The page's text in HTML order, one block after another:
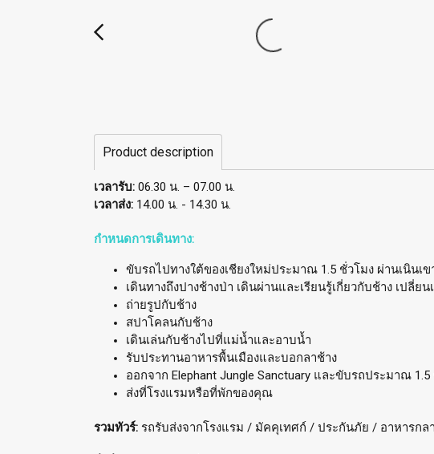
Product description
เวลารับ: 06.30 น. – 07.00 น.
เวลาส่ง: 14.00 น. - 14.30 น.
กำหนดการเดินทาง:
ขับรถไปทางใต้ของเชียงใหม่ประมาณ 1.5 ชั่วโมง ผ่านเนินเ
เดินทางถึงปางช้างป่า เดินผ่านและเรียนรู้เกี่ยวกับช้าง เปลี่
ถ่ายรูปกับช้าง
สปาโคลนกับช้าง
เดินเล่นกับช้างไปที่แม่น้ำและอาบน้ำ
รับประทานอาหารพื้นเมืองและบอกลาช้าง
ออกจาก Elephant Jungle Sanctuary และขับรถประมาณ 1.5
ส่งที่โรงแรมหรือที่พักของคุณ
รวมทัวร์: รถรับส่งจากโรงแรม / มัคคุเทศก์ / ประกันภัย / อาหารกล